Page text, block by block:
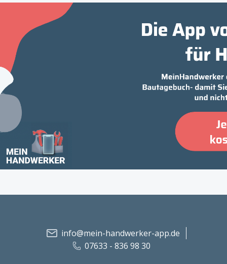
info@mein-handwerker-app.de
07633 - 836 98 30